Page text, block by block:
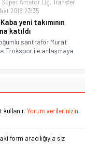
Süper Amatör Lig, Transfer
2016 23:35
yeni takımının
katıldı
santrafor Murat
Erokspor ile anlaşmaya
Yorum verilerinizin
form aracılığıyla siz